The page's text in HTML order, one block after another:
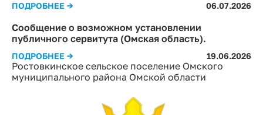
Ростовкинское сельское поселение Омского
муниципального района Омской области
ПОДРОБНЕЕ → 06.07.2026
Сообщение о возможном установлении
публичного сервитута (Омская область).
ПОДРОБНЕЕ → 19.06.2026